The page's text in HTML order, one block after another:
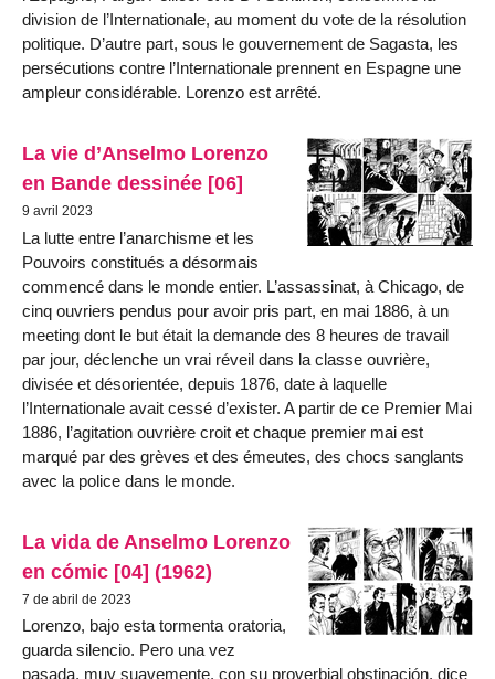
division de l’Internationale, au moment du vote de la résolution
politique. D’autre part, sous le gouvernement de Sagasta, les
persécutions contre l’Internationale prennent en Espagne une
ampleur considérable. Lorenzo est arrêté.
La vie d’Anselmo Lorenzo
en Bande dessinée [06]
9 avril 2023
La lutte entre l’anarchisme et les
Pouvoirs constitués a désormais
commencé dans le monde entier. L’assassinat, à Chicago, de
cinq ouvriers pendus pour avoir pris part, en mai 1886, à un
meeting dont le but était la demande des 8 heures de travail
par jour, déclenche un vrai réveil dans la classe ouvrière,
divisée et désorientée, depuis 1876, date à laquelle
l’Internationale avait cessé d’exister. A partir de ce Premier Mai
1886, l’agitation ouvrière croit et chaque premier mai est
marqué par des grèves et des émeutes, des chocs sanglants
avec la police dans le monde.
La vida de Anselmo Lorenzo
en cómic [04] (1962)
7 de abril de 2023
Lorenzo, bajo esta tormenta oratoria,
guarda silencio. Pero una vez
pasada, muy suavemente, con su proverbial obstinación, dice